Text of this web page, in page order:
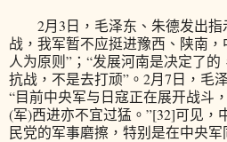
2月3日，毛泽东、朱德发出指
战，我军暂不应挺进豫西、陕南
人为原则”；“发展河南是决定了
抗战，不是去打顽”。2月7日，毛
“目前中央军与日寇正在展开战斗
(军)西进亦不宜过猛。”[32]可见，
民党的军事磨擦，特别是在中央军